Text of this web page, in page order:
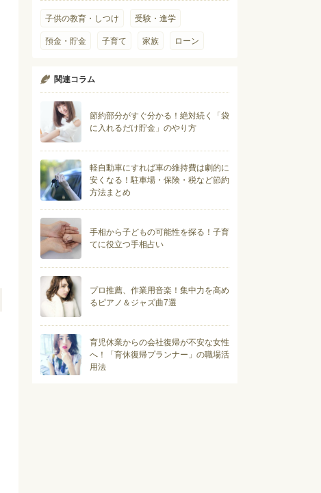
子供の教育・しつけ 受験・進学
預金・貯金 子育て 家族 ローン
関連コラム
節約部分がすぐ分かる！絶対続く「袋
に入れるだけ貯金」のやり方
軽自動車にすれば車の維持費は劇的に
安くなる！駐車場・保険・税など節約
方法まとめ
手相から子どもの可能性を探る！子育
てに役立つ手相占い
プロ推薦、作業用音楽！集中力を高め
るピアノ＆ジャズ曲7選
育児休業からの会社復帰が不安な女性
へ！「育休復帰プランナー」の職場活
用法